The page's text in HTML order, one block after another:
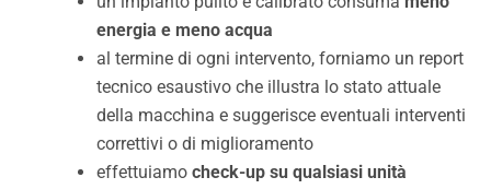
energia e meno acqua
al termine di ogni intervento, forniamo un report
tecnico esaustivo che illustra lo stato attuale
della macchina e suggerisce eventuali interventi
correttivi o di miglioramento
effettuiamo check-up su qualsiasi unità